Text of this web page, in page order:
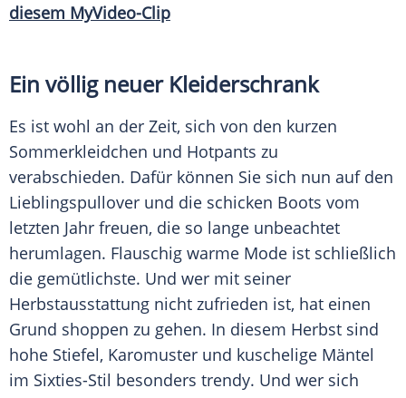
diesem MyVideo-Clip
Ein völlig neuer Kleiderschrank
Es ist wohl an der Zeit, sich von den kurzen
Sommerkleidchen und Hotpants zu
verabschieden. Dafür können Sie sich nun auf den
Lieblingspullover und die schicken Boots vom
letzten Jahr freuen, die so lange unbeachtet
herumlagen. Flauschig warme Mode ist schließlich
die gemütlichste. Und wer mit seiner
Herbstausstattung nicht zufrieden ist, hat einen
Grund shoppen zu gehen. In diesem Herbst sind
hohe Stiefel, Karomuster und kuschelige Mäntel
im Sixties-Stil besonders trendy. Und wer sich